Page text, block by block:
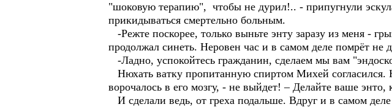
"шоковую терапию", чтобы не дурил!.. - припугнули
прикидываться смертельно больным.
-Режте поскорее, только выньте энту заразу из меня -
продолжал синеть. Неровен час и в самом деле помрёт
-Ладно, успокойтесь гражданин, сделаем мы вам
Нюхать ватку пропитанную спиртом Михей согласился.
ворочалось в его мозгу, - не выйдет! – Делайте ваше энто,
И сделали ведь, от греха подальше. Вдруг и в самом